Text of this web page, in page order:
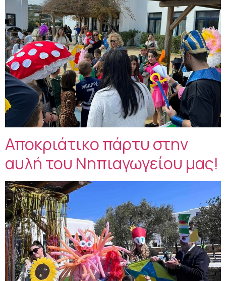
Αποκριάτικο πάρτυ στην
αυλή του Νηπιαγωγείου μας!